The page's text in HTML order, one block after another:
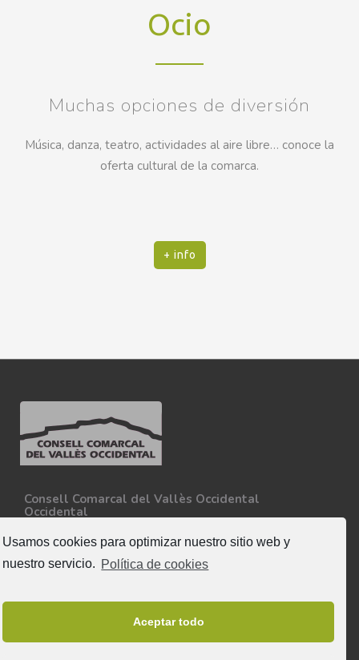
Usamos cookies para optimizar nuestro sitio web y
nuestro servicio. Política de cookies
Aceptar todo
Ocio
Muchas opciones de diversión
Música, danza, teatro, actividades al aire libre… conoce la
oferta cultural de la comarca.
+ info
Consell Comarcal del Vallès Occidental
Occidental
08227 - Terrassa
Tel. 93 727 35 34